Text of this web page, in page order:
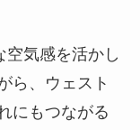
空気感を活かし
ら、ウェスト
にもつながる